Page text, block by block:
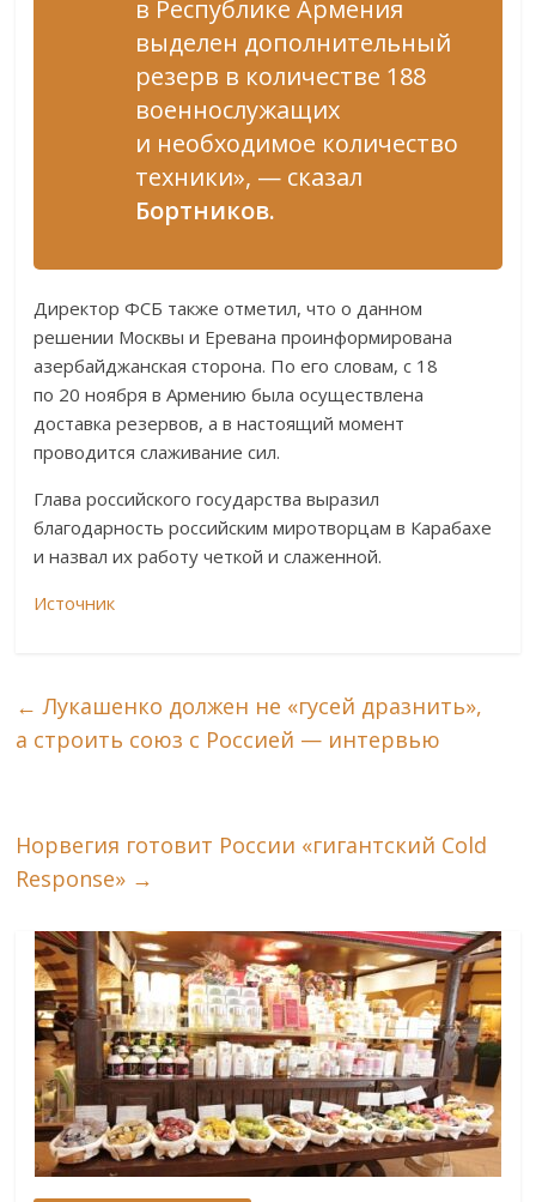
в Республике Армения
выделен дополнительный
резерв в количестве 188
военнослужащих
и необходимое количество
техники», — сказал
Бортников.
Директор ФСБ также отметил, что о данном
решении Москвы и Еревана проинформирована
азербайджанская сторона. По его словам, с 18
по 20 ноября в Армению была осуществлена
доставка резервов, а в настоящий момент
проводится слаживание сил.
Глава российского государства выразил
благодарность российским миротворцам в Карабахе
и назвал их работу четкой и слаженной.
Источник
← Лукашенко должен не «гусей дразнить»,
а строить союз с Россией — интервью
Норвегия готовит России «гигантский Cold
Response» →